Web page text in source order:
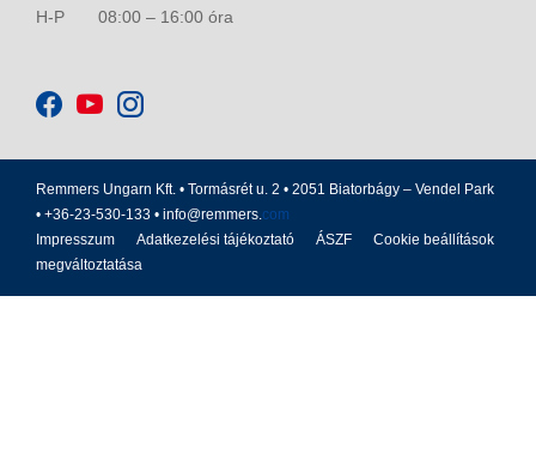
H-P
08:00 – 16:00 óra
Remmers Ungarn Kft. • Tormásrét u. 2 • 2051 Biatorbágy – Vendel Park
• +36-23-530-133 • info@remmers. com
Impresszum
Adatkezelési tájékoztató ÁSZF
Cookie beállítások
megváltoztatása